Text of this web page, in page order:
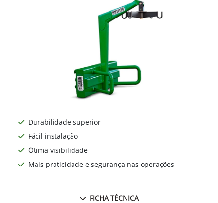
Durabilidade superior
Fácil instalação
Ótima visibilidade
Mais praticidade e segurança nas operações
FICHA TÉCNICA